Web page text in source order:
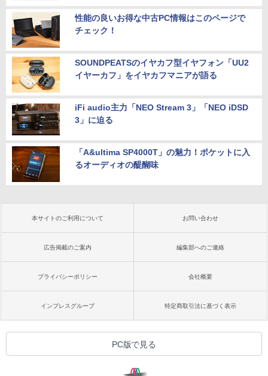
性能の良いお得な中古PC情報はこのページで
チェック！
SOUNDPEATSのイヤカフ型イヤフォン「UU2
イヤーカフ」をイヤカフマニアが語る
iFi audio主力「NEO Stream 3」「NEO iDSD
3」に迫る
「A&ultima SP4000T」の魅力！ポケットに入
るオーディオの醍醐味
本サイトのご利用について お問い合わせ
広告掲載のご案内 編集部へのご連絡
プライバシーポリシー 会社概要
インプレスグループ 特定商取引法に基づく表示
PC版で見る